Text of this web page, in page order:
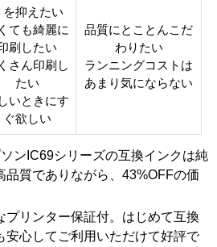
を抑えたい
ても綺麗に
刷したい
さん印刷し
たい
いときにす
ぐ欲しい
品質にとことんこだ
わりたい
ランニングコストは
あまり気にならない
ンIC69シリーズの互換インクは純
品質でありながら、43%OFFの価
プリンター保証付。はじめて互換
安心してご利用いただけて好評で